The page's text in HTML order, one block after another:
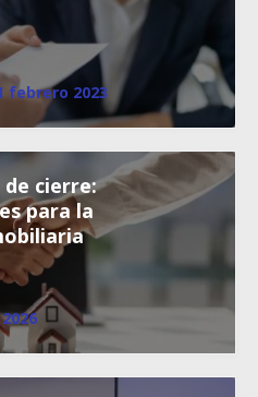
febrero 2023
de cierre:
para la